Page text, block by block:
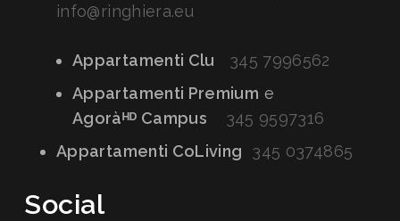
info@ringhiera.eu
Appartamenti Clu
345 7996562
Appartamenti Premium e
Agoràᴴᴰ Campus
345 9597316
Appartamenti CoLiving
345 0374865
Social